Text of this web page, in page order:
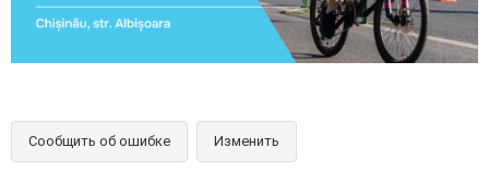
Сообщить об ошибке Изменить